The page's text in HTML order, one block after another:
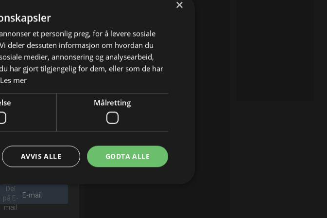
Hvordan
for å lage
E-mail
×
et personlig preg, for å levere sosiale
deler dessuten informasjon om hvordan du
medier, annonsering og analysearbeid,
har gjort tilgjengelig for dem, eller som de har
Les mer
Målretting
GODTA ALLE
AVVIS ALLE